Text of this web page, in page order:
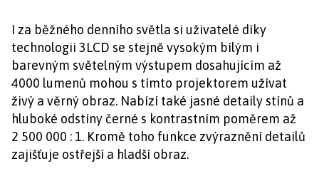
I za běžného denního světla si uživatelé díky
technologii 3LCD se stejně vysokým bílým i
barevným světelným výstupem dosahujícím až
4000 lumenů mohou s tímto projektorem užívat
živý a věrný obraz. Nabízí také jasné detaily stínů a
hluboké odstíny černé s kontrastním poměrem až
2 500 000 : 1. Kromě toho funkce zvýraznění detailů
zajišťuje ostřejší a hladší obraz.